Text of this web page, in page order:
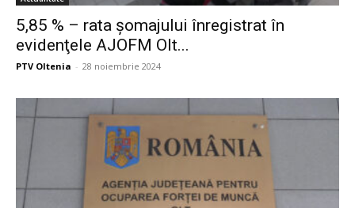
5,85 % – rata şomajului înregistrat în
evidenţele AJOFM Olt...
PTV Oltenia - 28 noiembrie 2024